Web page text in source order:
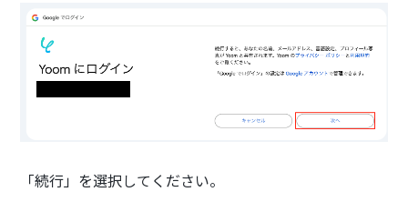
「続行」を選択してください。